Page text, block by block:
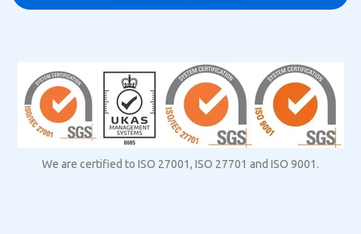
We are certified to ISO 27001, ISO 27701 and ISO 9001.